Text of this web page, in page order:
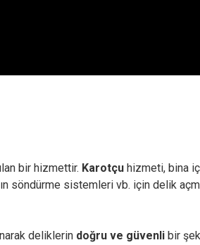
bir hizmettir. Karotçu hizmeti, bina
söndürme sistemleri vb. için delik
deliklerin doğru ve güvenli bir